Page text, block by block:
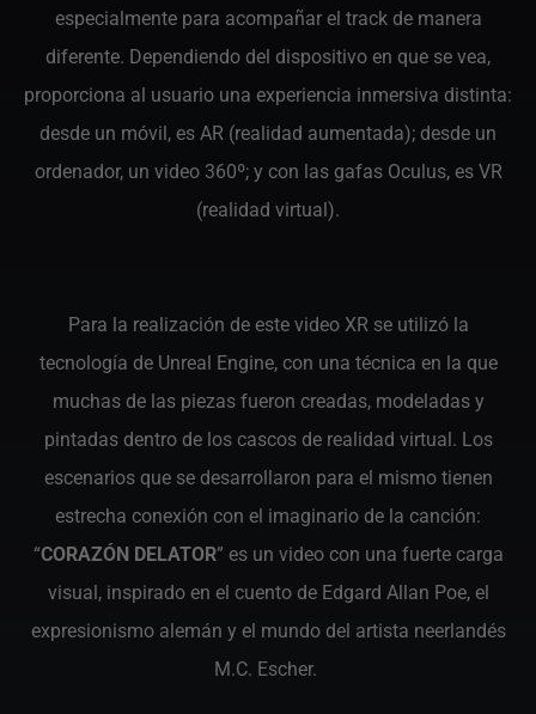
especialmente para acompañar el track de manera
diferente. Dependiendo del dispositivo en que se vea,
proporciona al usuario una experiencia inmersiva distinta:
desde un móvil, es AR (realidad aumentada); desde un
ordenador, un video 360º; y con las gafas Oculus, es VR
(realidad virtual).
Para la realización de este video XR se utilizó la
tecnología de Unreal Engine, con una técnica en la que
muchas de las piezas fueron creadas, modeladas y
pintadas dentro de los cascos de realidad virtual. Los
escenarios que se desarrollaron para el mismo tienen
estrecha conexión con el imaginario de la canción:
“CORAZÓN DELATOR” es un video con una fuerte carga
visual, inspirado en el cuento de Edgard Allan Poe, el
expresionismo alemán y el mundo del artista neerlandés
M.C. Escher.